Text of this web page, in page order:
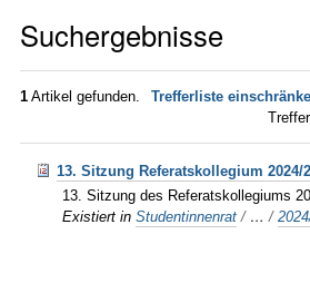
Suchergebnisse
1 Artikel gefunden.
Trefferliste
13. Sitzung Referatskollegium 2024/
13. Sitzung des Referatskollegiums
Existiert in Studentinnenrat / …/